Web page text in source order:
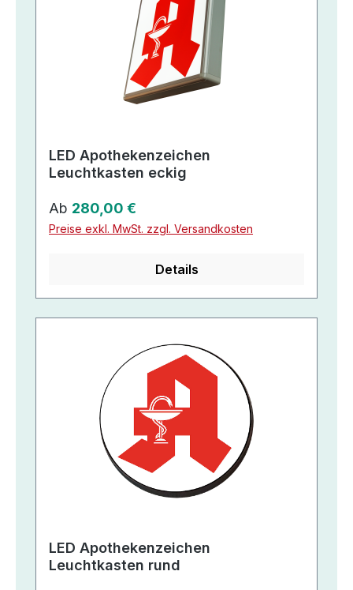
LED Apothekenzeichen
Leuchtkasten eckig
Regulärer Preis:
Ab 280,00 €
Preise exkl. MwSt. zzgl. Versandkosten
Details
LED Apothekenzeichen
Leuchtkasten rund